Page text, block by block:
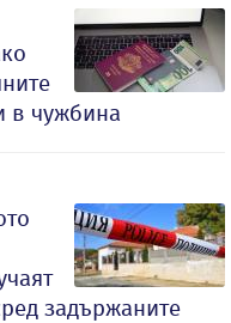
в чужбина
задържаните